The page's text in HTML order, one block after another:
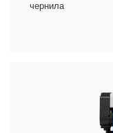
чернила